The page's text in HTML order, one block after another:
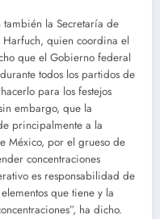
la Secretaría de
quien coordina el
que el Gobierno federal
todos los partidos de
para los festejos
embargo, que la
principalmente a la
México, por el grueso de
concentraciones
es responsabilidad de
que tiene y la
ha dicho.